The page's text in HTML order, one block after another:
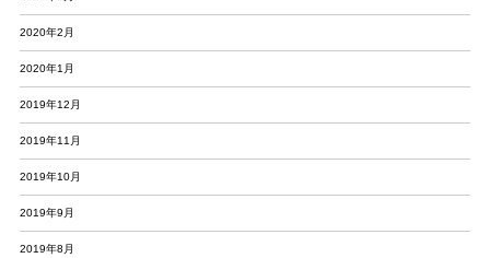
2020年2月
2020年1月
2019年12月
2019年11月
2019年10月
2019年9月
2019年8月